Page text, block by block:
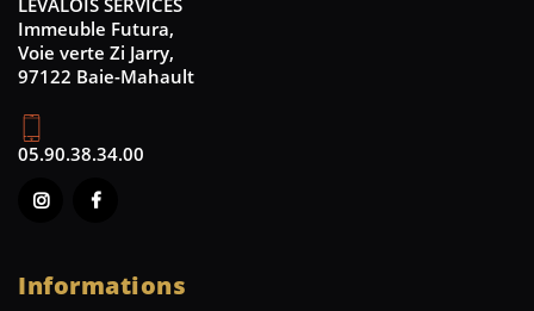
LEVALOIS SERVICES
Immeuble Futura,
Voie verte Zi Jarry,
97122 Baie-Mahault
05.90.38.34.00
Informations